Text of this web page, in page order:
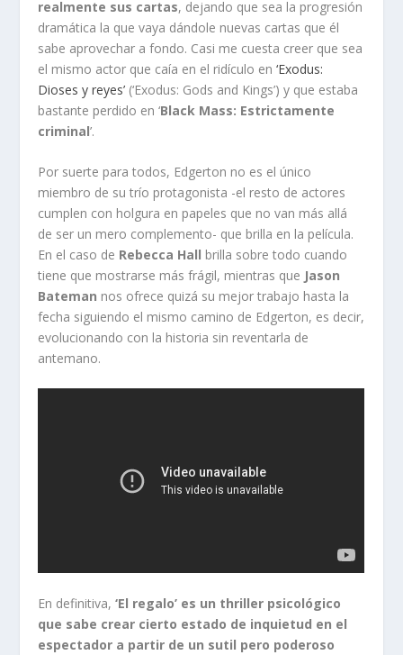
realmente sus cartas, dejando que sea la progresión
dramática la que vaya dándole nuevas cartas que él
sabe aprovechar a fondo. Casi me cuesta creer que sea
el mismo actor que caía en el ridículo en‘Exodus:
Dioses y reyes’ (‘Exodus: Gods and Kings’) y que estaba
bastante perdido en ‘Black Mass: Estrictamente
criminal’.
Por suerte para todos, Edgerton no es el único
miembro de su trío protagonista -el resto de actores
cumplen con holgura en papeles que no van más allá
de ser un mero complemento- que brilla en la película.
En el caso de Rebecca Hall brilla sobre todo cuando
tiene que mostrarse más frágil, mientras que Jason
Bateman nos ofrece quizá su mejor trabajo hasta la
fecha siguiendo el mismo camino de Edgerton, es decir,
evolucionando con la historia sin reventarla de
antemano.
En definitiva,‘El regalo’ es un thriller psicológico
que sabe crear cierto estado de inquietud en el
espectador a partir de un sutil pero poderoso